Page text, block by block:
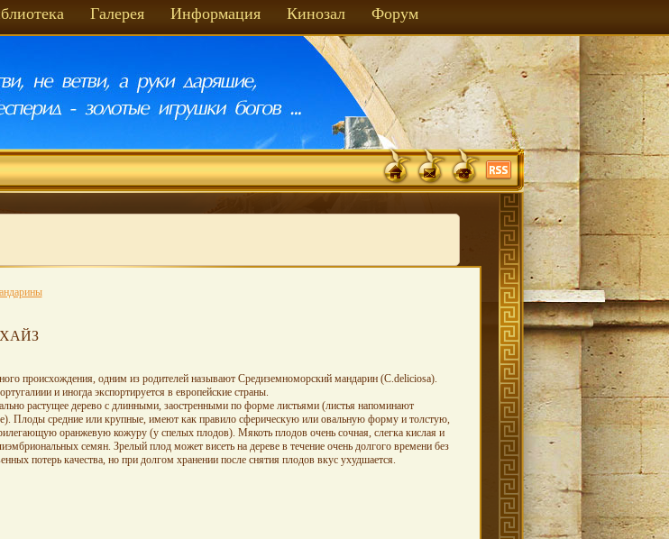
Галерея Информация Кинозал Форум
происхождения, одним из родителей называют Средиземноморский мандарин (C.deliciosa).
и иногда экспортируется в европейские страны.
растущее дерево с длинными, заостренными по форме листьями (листья напоминают
Плоды средние или крупные, имеют как правило сферическую или овальную форму и толстую,
оранжевую кожуру (у спелых плодов). Мякоть плодов очень сочная, слегка кислая и
семян. Зрелый плод может висеть на дереве в течение очень долгого времени без
потерь качества, но при долгом хранении после снятия плодов вкус ухудшается.